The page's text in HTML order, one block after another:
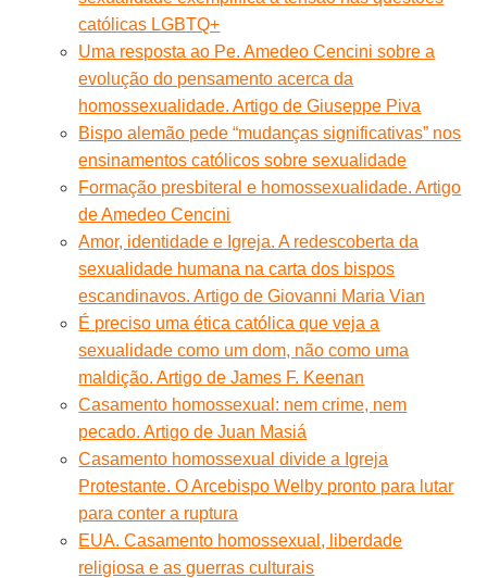
católicas LGBTQ+
Uma resposta ao Pe. Amedeo Cencini sobre a
evolução do pensamento acerca da
homossexualidade. Artigo de Giuseppe Piva
Bispo alemão pede “mudanças significativas” nos
ensinamentos católicos sobre sexualidade
Formação presbiteral e homossexualidade. Artigo
de Amedeo Cencini
Amor, identidade e Igreja. A redescoberta da
sexualidade humana na carta dos bispos
escandinavos. Artigo de Giovanni Maria Vian
É preciso uma ética católica que veja a
sexualidade como um dom, não como uma
maldição. Artigo de James F. Keenan
Casamento homossexual: nem crime, nem
pecado. Artigo de Juan Masiá
Casamento homossexual divide a Igreja
Protestante. O Arcebispo Welby pronto para lutar
para conter a ruptura
EUA. Casamento homossexual, liberdade
religiosa e as guerras culturais